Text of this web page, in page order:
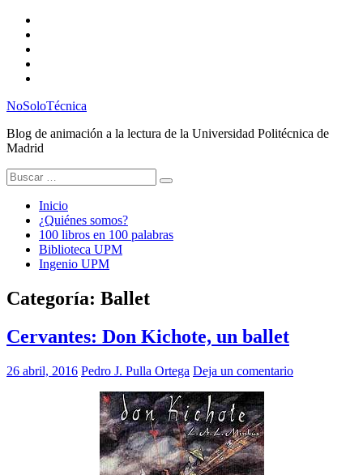
Saltar
contenido
NoSoloTécnica
Blog de animación a la lectura de la Universidad Politécnica de
Madrid
Buscar:
Inicio
¿Quiénes somos?
100 libros en 100 palabras
Biblioteca UPM
Ingenio UPM
Categoría: Ballet
Cervantes: Don Kichote, un ballet
26 abril, 2016 Pedro J. Pulla Ortega Deja un comentario